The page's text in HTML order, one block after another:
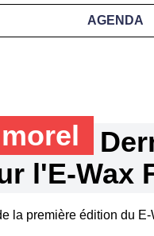
AGENDA
l'E-Wax
la première édition du